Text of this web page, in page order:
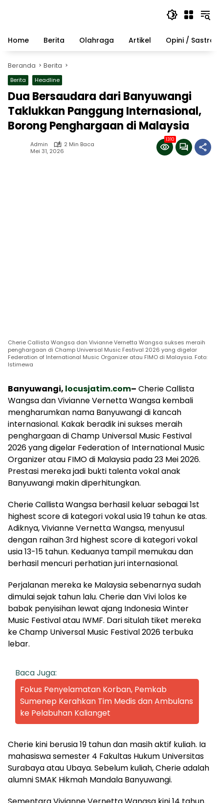
Home
Berita Olahraga Artikel Opini / Sastra
Beranda Berita
Berita Headline
Dua Bersaudara dari Banyuwangi
Taklukkan Panggung Internasional,
Borong Penghargaan di Malaysia
Admin
2 Min Baca
Mei 31, 2026
1310
Cherie Callista Wangsa dan Vivianne Vernetta Wangsa sukses meraih
penghargaan di Champ Universal Music Festival 2026 yang digelar
Federation of International Music Organizer atau FIMO di Malaysia. Foto:
Istimewa
Banyuwangi, locusjatim.com– Cherie Callista
Wangsa dan Vivianne Vernetta Wangsa kembali
mengharumkan nama Banyuwangi di kancah
internasional. Kakak beradik ini sukses meraih
penghargaan di Champ Universal Music Festival
2026 yang digelar Federation of International Music
Organizer atau FIMO di Malaysia pada 23 Mei 2026.
Prestasi mereka jadi bukti talenta vokal anak
Banyuwangi makin diperhitungkan.
Cherie Callista Wangsa berhasil keluar sebagai 1st
highest score di kategori vokal usia 19 tahun ke atas.
Adiknya, Vivianne Vernetta Wangsa, menyusul
dengan raihan 3rd highest score di kategori vokal
usia 13-15 tahun. Keduanya tampil memukau dan
berhasil mencuri perhatian juri internasional.
Perjalanan mereka ke Malaysia sebenarnya sudah
dimulai sejak tahun lalu. Cherie dan Vivi lolos ke
babak penyisihan lewat ajang Indonesia Winter
Music Festival atau IWMF. Dari situlah tiket mereka
ke Champ Universal Music Festival 2026 terbuka
lebar.
Baca Juga:
Fokus Penyelamatan Korban, Pemkab
Sumenep Kerahkan Tim Medis dan Ambulans
ke Pelabuhan Kalianget
Cherie kini berusia 19 tahun dan masih aktif kuliah. Ia
mahasiswa semester 4 Fakultas Hukum Universitas
Surabaya atau Ubaya. Sebelum kuliah, Cherie adalah
alumni SMAK Hikmah Mandala Banyuwangi.